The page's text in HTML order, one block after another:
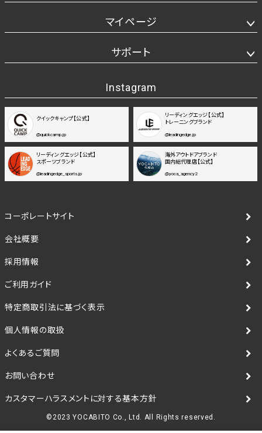
マイページ
サポート
Instagram
クイックキャンプ【公式】
@quickcamp.jp
リーディングエッジ【公式】
トレーニングブランド
@leadingedge.jp
リーディングエッジ【公式】
スポーツブランド
@leadingedge_sports.jp
海外アウトドアブランド
国内総代理店【公式】
@yoca_agency2
コーポレートサイト
会社概要
採用情報
ご利用ガイド
特定商取引法に基づく表示
個人情報の取扱
よくあるご質問
お問い合わせ
カスタマーハラスメントに対する基本方針
©2023 YOCABITO Co., Ltd. All Rights reserved.